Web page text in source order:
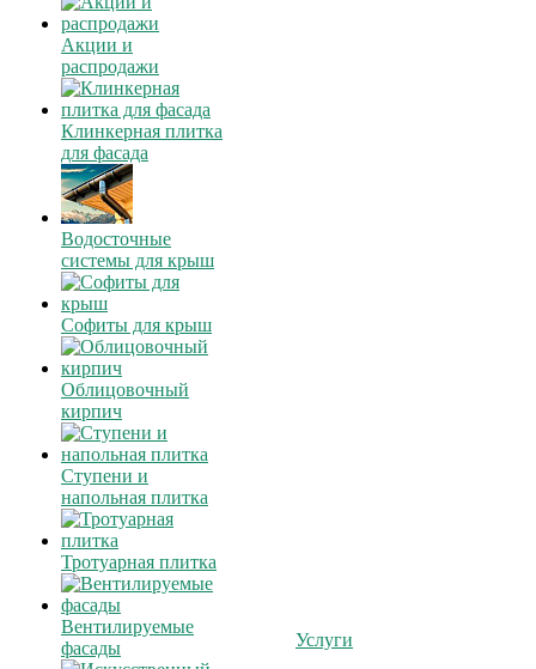
Акции и
распродажи
Клинкерная плитка
для фасада
Водосточные
системы для крыш
Софиты для крыш
Облицовочный
кирпич
Ступени и
напольная плитка
Тротуарная плитка
Вентилируемые
фасады
Услуги